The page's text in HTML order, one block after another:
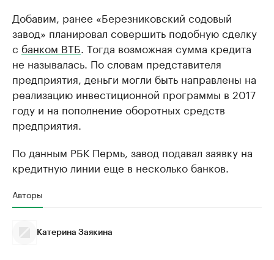
Добавим, ранее «Березниковский содовый
завод» планировал совершить подобную сделку
с банком ВТБ . Тогда возможная сумма кредита
не называлась. По словам представителя
предприятия, деньги могли быть направлены на
реализацию инвестиционной программы в 2017
году и на пополнение оборотных средств
предприятия.
По данным РБК Пермь, завод подавал заявку на
кредитную линии еще в несколько банков.
Авторы
Катерина Заякина